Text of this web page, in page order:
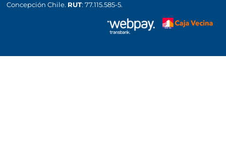
Concepción Chile. RUT: 77.115.585-5.